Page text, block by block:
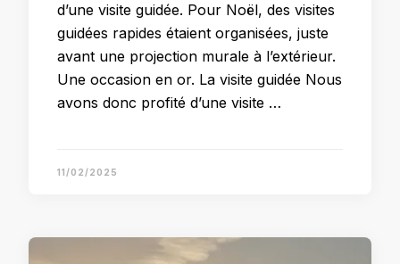
d’une visite guidée. Pour Noël, des visites
guidées rapides étaient organisées, juste
avant une projection murale à l’extérieur.
Une occasion en or. La visite guidée Nous
avons donc profité d’une visite …
11/02/2025